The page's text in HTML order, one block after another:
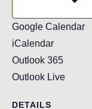
Google Calendar
iCalendar
Outlook 365
Outlook Live
DETAILS